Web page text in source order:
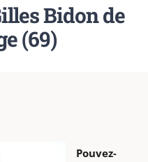
Bidon de
(69)
Pouvez-